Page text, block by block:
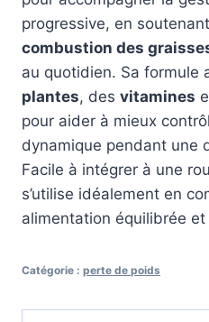
était :
84,95 €.
est :
progressive, en
combustion des
au quotidien. Sa formule
plantes, des vitamines
pour aider à mieux
dynamique pendant une
Facile à intégrer à une
s’utilise idéalement en
alimentation équilibrée et
Catégorie : perte de poids